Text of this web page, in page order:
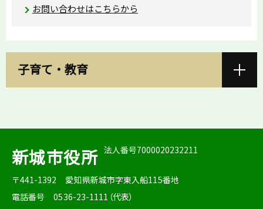
お問い合わせはこちらから
子育て・教育
新城市役所 法人番号7000020232211
〒441-1392
愛知県新城市字東入船115番地
電話番号
0536-23-1111（代表）